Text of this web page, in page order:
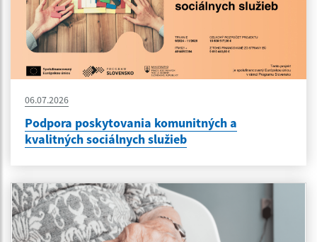
06.07.2026
Podpora poskytovania komunitných a
kvalitných sociálnych služieb